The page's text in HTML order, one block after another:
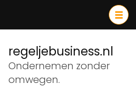
regeljebusiness.nl
Ondernemen zonder
omwegen.